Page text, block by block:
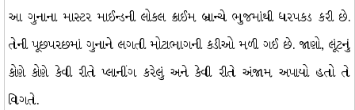
આ ગુનાના માસ્ટર માઈન્ડની લોકલ ક્રાઈમ બ્રાન્ચે ભુજમાંથી ધરપકડ કરી છે.
તેની પૂછપરછમાં ગુનાને લગતી મોટાભાગની કડીઓ મળી ગઈ છે. જાણો, લૂંટનું
કોણે કોણે કેવી રીતે પ્લાનીંગ કરેલું અને કેવી રીતે અંજામ અપાયો હતો તે
વિગતે.